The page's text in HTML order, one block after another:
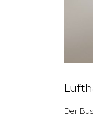
Der